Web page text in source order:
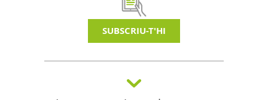
SUBSCRIU-T'HI